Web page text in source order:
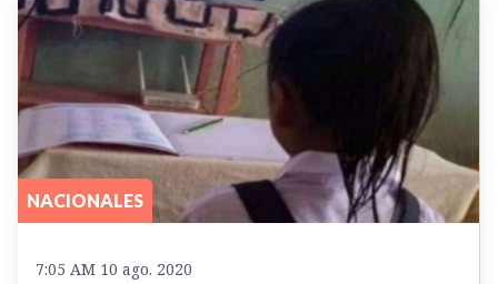
NACIONALES
7:05 AM 10 ago. 2020